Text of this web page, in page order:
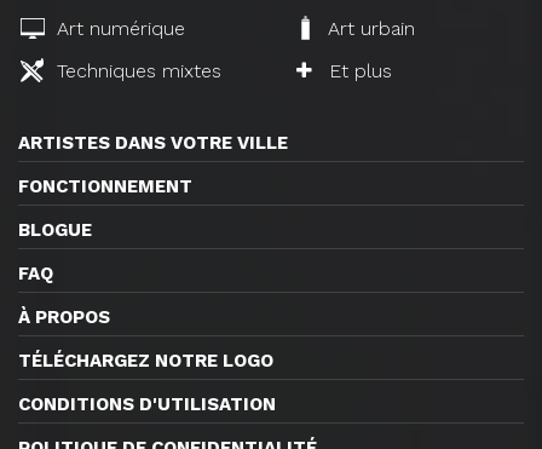
Art numérique
Art urbain
Techniques mixtes
Et plus
ARTISTES DANS VOTRE VILLE
FONCTIONNEMENT
BLOGUE
FAQ
À PROPOS
TÉLÉCHARGEZ NOTRE LOGO
CONDITIONS D'UTILISATION